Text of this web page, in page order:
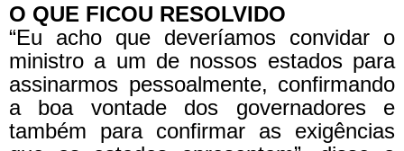
O QUE FICOU RESOLVIDO
“Eu acho que deveríamos convidar o
ministro a um de nossos estados para
assinarmos pessoalmente, confirmando
a boa vontade dos governadores e
também para confirmar as exigências